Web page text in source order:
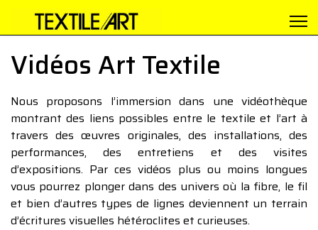
Vidéos Art Textile
Nous proposons l’immersion dans une vidéothèque
montrant des liens possibles entre le textile et l’art à
travers des œuvres originales, des installations, des
performances, des entretiens et des visites
d’expositions. Par ces vidéos plus ou moins longues
vous pourrez plonger dans des univers où la fibre, le fil
et bien d’autres types de lignes deviennent un terrain
d’écritures visuelles hétéroclites et curieuses.